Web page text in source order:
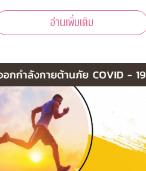
เรียนรู้ไม่มีวันสิ้นสุด
อ่านเพิ่มเติม